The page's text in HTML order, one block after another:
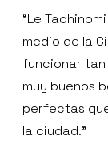
“Le
medio de la
funcionar tan
muy buenos
perfectas
la ciudad.”